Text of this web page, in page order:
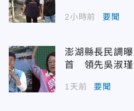
2小時前 要聞
澎湖縣長民調
首 領先吳淑瑾
1天前 要聞